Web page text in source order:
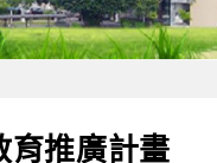
育推廣計畫